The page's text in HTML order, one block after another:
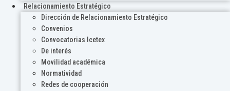
Relacionamiento Estratégico
Dirección de Relacionamiento Estratégico
Convenios
Convocatorias Icetex
De interés
Movilidad académica
Normatividad
Redes de cooperación